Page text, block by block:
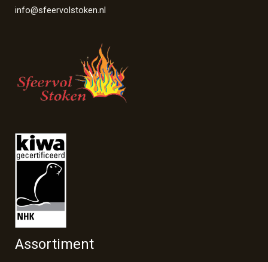
info@sfeervolstoken.nl
Assortiment